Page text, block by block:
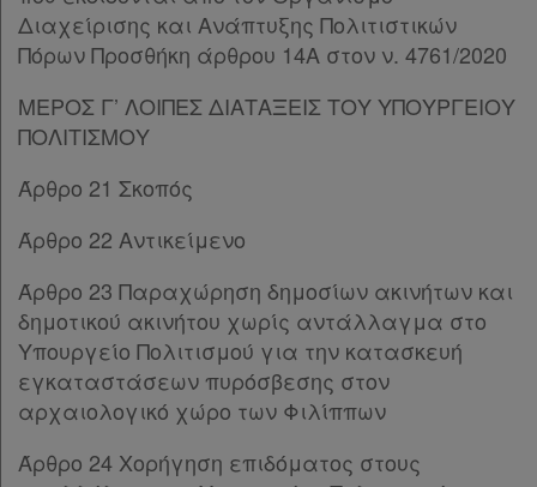
συνδρομητές
Ενεργοί
συνδρομητές
Τα
αγαπημένα
μου
Οι
σημειώσεις
μου
Διαχείρισης και Ανάπτυξης Πολιτιστικών
Πόρων Προσθήκη άρθρου 14Α στον ν. 4761/2020
ΜΕΡΟΣ Γ’ ΛΟΙΠΕΣ ΔΙΑΤΑΞΕΙΣ ΤΟΥ ΥΠΟΥΡΓΕΙΟΥ
ΠΟΛΙΤΙΣΜΟΥ
Άρθρο 21 Σκοπός
Άρθρο 22 Αντικείμενο
Άρθρο 23 Παραχώρηση δημοσίων ακινήτων και
δημοτικού ακινήτου χωρίς αντάλλαγμα στο
Υπουργείο Πολιτισμού για την κατασκευή
εγκαταστάσεων πυρόσβεσης στον
αρχαιολογικό χώρο των Φιλίππων
Άρθρο 24 Χορήγηση επιδόματος στους